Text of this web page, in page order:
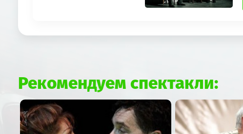
Рекомендуем спектакли: